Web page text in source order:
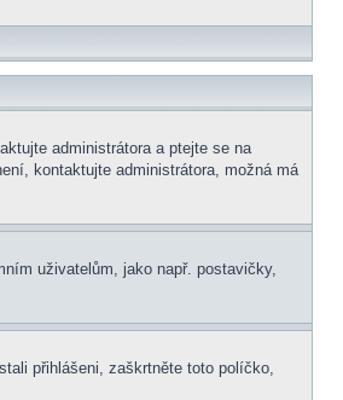
administrátora a ptejte se na
kontaktujte administrátora, možná má
uživatelům, jako např. postavičky,
přihlášeni, zaškrtněte toto políčko,